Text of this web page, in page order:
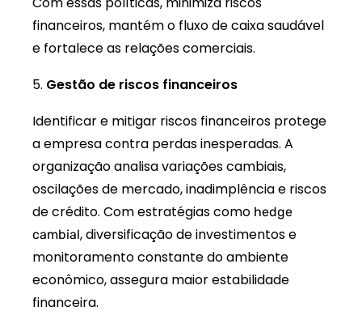
financeiros, mantém o fluxo de caixa saudável
e fortalece as relações comerciais.
Gestão de riscos financeiros
Identificar e mitigar riscos financeiros protege
a empresa contra perdas inesperadas. A
organização analisa variações cambiais,
oscilações de mercado, inadimplência e riscos
de crédito. Com estratégias como hedge
cambial, diversificação de investimentos e
monitoramento constante do ambiente
econômico, assegura maior estabilidade
financeira.